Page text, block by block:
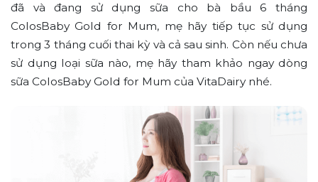
đã và đang sử dụng sữa cho bà bầu 6 tháng
ColosBaby Gold for Mum, mẹ hãy tiếp tục sử dụng
trong 3 tháng cuối thai kỳ và cả sau sinh. Còn nếu chưa
sử dụng loại sữa nào, mẹ hãy tham khảo ngay dòng
sữa ColosBaby Gold for Mum của VitaDairy nhé.